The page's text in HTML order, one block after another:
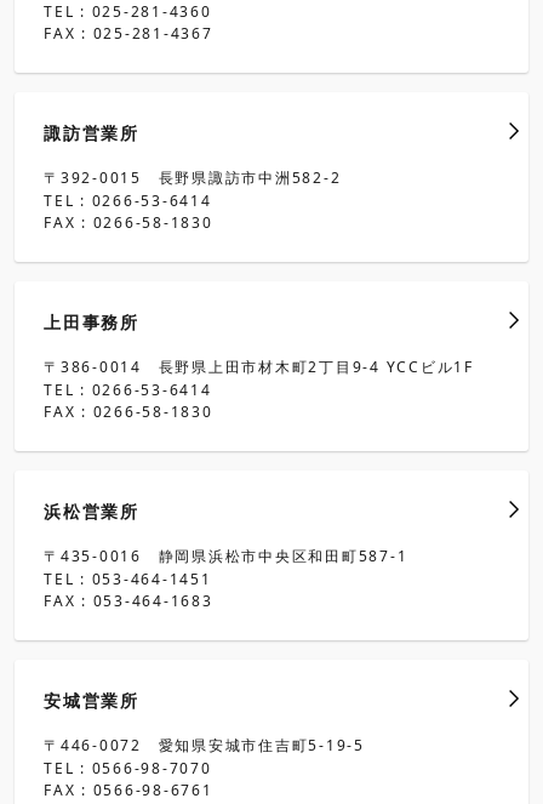
TEL : 025-281-4360
FAX : 025-281-4367
諏訪営業所
〒392-0015 長野県諏訪市中洲582-2
TEL : 0266-53-6414
FAX : 0266-58-1830
上田事務所
〒386-0014 長野県上田市材木町2丁目9-4 YCCビル1F
TEL : 0266-53-6414
FAX : 0266-58-1830
浜松営業所
〒435-0016 静岡県浜松市中央区和田町587-1
TEL : 053-464-1451
FAX : 053-464-1683
安城営業所
〒446-0072 愛知県安城市住吉町5-19-5
TEL : 0566-98-7070
FAX : 0566-98-6761